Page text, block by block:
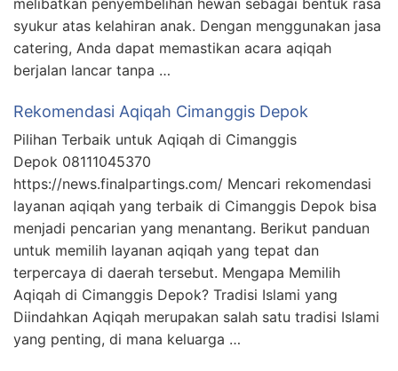
syukur atas kelahiran anak. Dengan menggunakan jasa
catering, Anda dapat memastikan acara aqiqah
berjalan lancar tanpa …
Rekomendasi Aqiqah Cimanggis Depok
Pilihan Terbaik untuk Aqiqah di Cimanggis
Depok 08111045370
https://news.finalpartings.com/ Mencari rekomendasi
layanan aqiqah yang terbaik di Cimanggis Depok bisa
menjadi pencarian yang menantang. Berikut panduan
untuk memilih layanan aqiqah yang tepat dan
terpercaya di daerah tersebut. Mengapa Memilih
Aqiqah di Cimanggis Depok? Tradisi Islami yang
Diindahkan Aqiqah merupakan salah satu tradisi Islami
yang penting, di mana keluarga …